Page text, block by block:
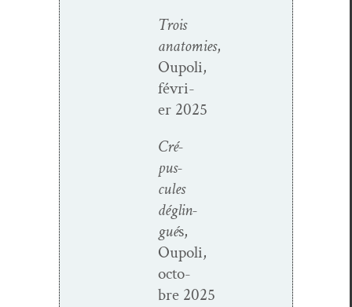
Trois
anatomies,
Oupoli,
févri­
er 2025
Cré­
pus­
cules
déglin­
gués,
Oupoli,
octo­
bre 2025